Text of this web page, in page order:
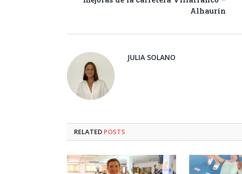
Alhaurín
JULIA SOLANO
RELATED POSTS